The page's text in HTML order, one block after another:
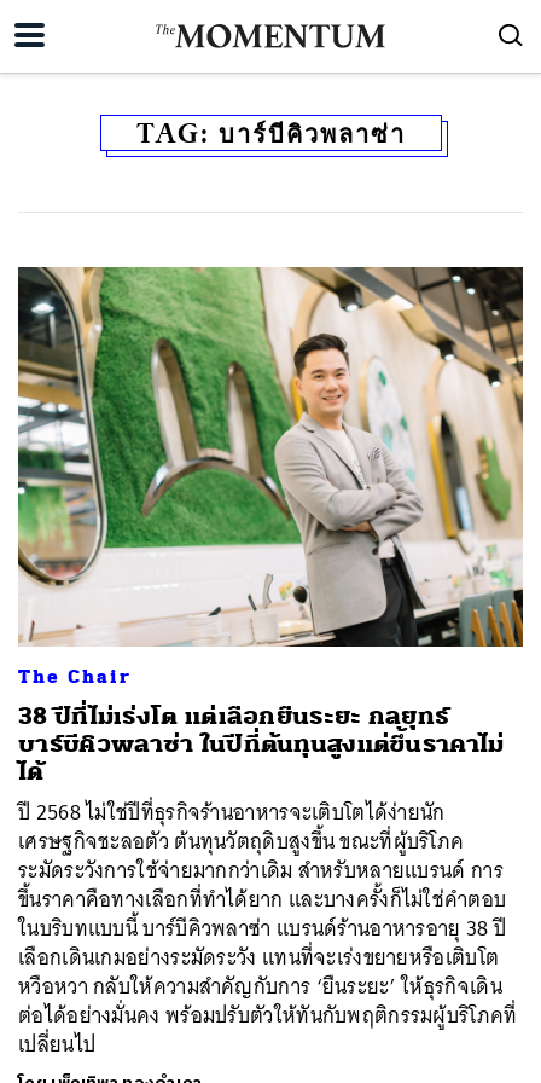
TAG: บาร์บีคิวพลาซ่า
The Chair
38 ปีที่ไม่เร่งโต แต่เลือกยืนระยะ กลยุทธ์
บาร์บีคิวพลาซ่า ในปีที่ต้นทุนสูงแต่ขึ้นราคาไม่
ได้
ปี 2568 ไม่ใช่ปีที่ธุรกิจร้านอาหารจะเติบโตได้ง่ายนัก
เศรษฐกิจชะลอตัว ต้นทุนวัตถุดิบสูงขึ้น ขณะที่ผู้บริโภค
ระมัดระวังการใช้จ่ายมากกว่าเดิม สำหรับหลายแบรนด์ การ
ขึ้นราคาคือทางเลือกที่ทำได้ยาก และบางครั้งก็ไม่ใช่คำตอบ
ในบริบทแบบนี้ บาร์บีคิวพลาซ่า แบรนด์ร้านอาหารอายุ 38 ปี
เลือกเดินเกมอย่างระมัดระวัง แทนที่จะเร่งขยายหรือเติบโต
หวือหวา กลับให้ความสำคัญกับการ ‘ยืนระยะ’ ให้ธุรกิจเดิน
ต่อได้อย่างมั่นคง พร้อมปรับตัวให้ทันกับพฤติกรรมผู้บริโภคที่
เปลี่ยนไป
ค้นหา
SHARE TWEET LINE EMAIL